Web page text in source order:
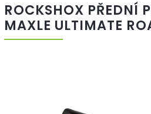
ROCKSHOX PŘEDNÍ
MAXLE ULTIMATE